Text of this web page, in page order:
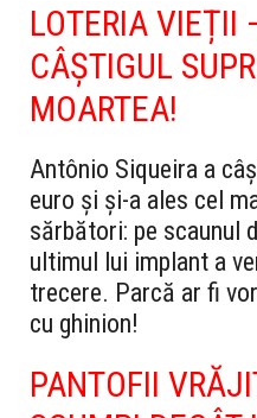
LOTERIA VIEȚII
CÂȘTIGUL
MOARTEA!
Antônio Siqueira a
euro și și-a ales cel
sărbători: pe scaunul
ultimul lui implant a
trecere. Parcă ar fi
cu ghinion!
PANTOFII